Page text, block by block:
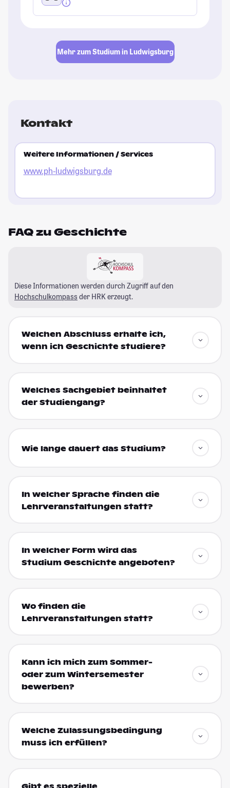
Mehr zum Studium in Ludwigsburg
Kontakt
Weitere Informationen / Services
www.ph-ludwigsburg.de
FAQ zu Geschichte
Diese Informationen werden durch Zugriff auf den
Hochschulkompass der HRK erzeugt.
Welchen Abschluss erhalte ich,
wenn ich Geschichte studiere?
Welches Sachgebiet beinhaltet
der Studiengang?
Wie lange dauert das Studium?
In welcher Sprache finden die
Lehrveranstaltungen statt?
In welcher Form wird das
Studium Geschichte angeboten?
Wo finden die
Lehrveranstaltungen statt?
Kann ich mich zum Sommer-
oder zum Wintersemester
bewerben?
Welche Zulassungsbedingung
muss ich erfüllen?